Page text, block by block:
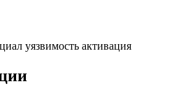
уязвимость активация